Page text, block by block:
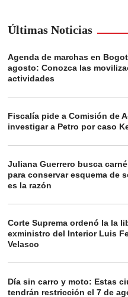
Últimas Noticias
Agenda de marchas en
agosto: Conozca las
actividades
Fiscalía pide a Comisión de
investigar a Petro por caso
Juliana Guerrero busca
para conservar esquema de
es la razón
Corte Suprema ordenó la la
exministro del Interior Luis
Velasco
Día sin carro y moto: Estas
tendrán restricción el 7 de